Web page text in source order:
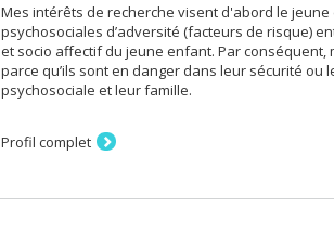
Mes intérêts de recherche visent d'abord le
psychosociales d’adversité (facteurs de risque)
et socio affectif du jeune enfant. Par
parce qu’ils sont en danger dans leur sécurité
psychosociale et leur famille.
Profil complet